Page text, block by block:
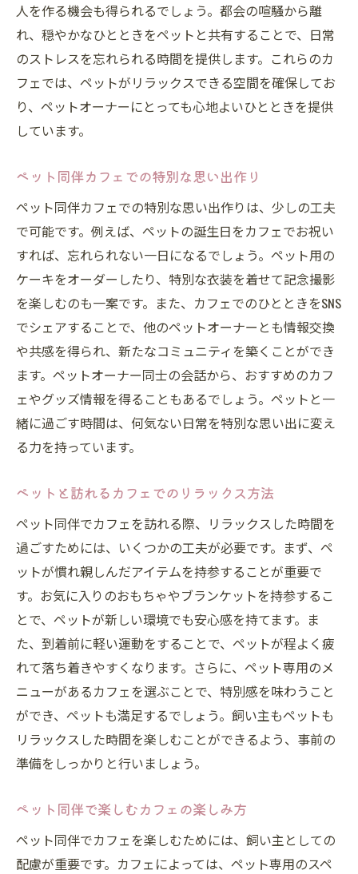
人を作る機会も得られるでしょう。都会の喧騒から離
れ、穏やかなひとときをペットと共有することで、日常
のストレスを忘れられる時間を提供します。これらのカ
フェでは、ペットがリラックスできる空間を確保してお
り、ペットオーナーにとっても心地よいひとときを提供
しています。
ペット同伴カフェでの特別な思い出作り
ペット同伴カフェでの特別な思い出作りは、少しの工夫
で可能です。例えば、ペットの誕生日をカフェでお祝い
すれば、忘れられない一日になるでしょう。ペット用の
ケーキをオーダーしたり、特別な衣装を着せて記念撮影
を楽しむのも一案です。また、カフェでのひとときをSNS
でシェアすることで、他のペットオーナーとも情報交換
や共感を得られ、新たなコミュニティを築くことができ
ます。ペットオーナー同士の会話から、おすすめのカフ
ェやグッズ情報を得ることもあるでしょう。ペットと一
緒に過ごす時間は、何気ない日常を特別な思い出に変え
る力を持っています。
ペットと訪れるカフェでのリラックス方法
ペット同伴でカフェを訪れる際、リラックスした時間を
過ごすためには、いくつかの工夫が必要です。まず、ペ
ットが慣れ親しんだアイテムを持参することが重要で
す。お気に入りのおもちゃやブランケットを持参するこ
とで、ペットが新しい環境でも安心感を持てます。ま
た、到着前に軽い運動をすることで、ペットが程よく疲
れて落ち着きやすくなります。さらに、ペット専用のメ
ニューがあるカフェを選ぶことで、特別感を味わうこと
ができ、ペットも満足するでしょう。飼い主もペットも
リラックスした時間を楽しむことができるよう、事前の
準備をしっかりと行いましょう。
ペット同伴で楽しむカフェの楽しみ方
ペット同伴でカフェを楽しむためには、飼い主としての
配慮が重要です。カフェによっては、ペット専用のスペ